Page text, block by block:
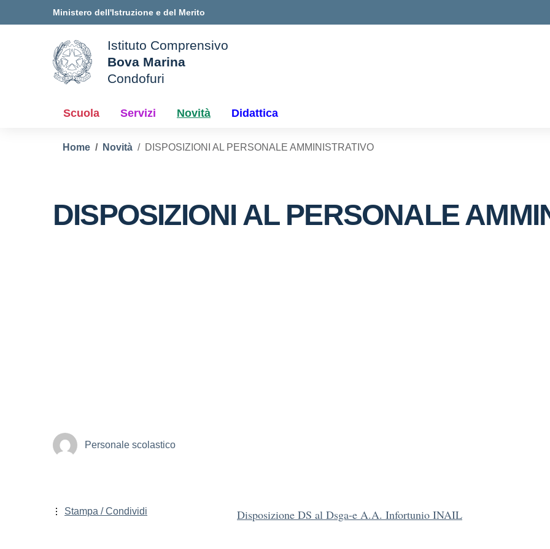
Ministero dell'Istruzione e del Merito
della scuola
Istituto Comprensivo
Bova Marina
Condofuri
Scuola Servizi Novità Didattica
Home Novità DISPOSIZIONI AL PERSONALE AMMINISTRATIVO
DISPOSIZIONI AL PERSONALE
Personale scolastico
Disposizione DS al Dsga-e A.A. Infortunio INAIL
Stampa / Condividi